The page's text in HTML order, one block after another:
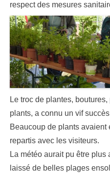
respect des mesures
Le troc de plantes,
plants, a connu un vif
Beaucoup de plants avaient
repartis avec les visiteurs.
La météo aurait pu être
laissé de belles plages